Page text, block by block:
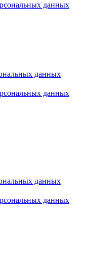
данных
данных
данных
данных
данных